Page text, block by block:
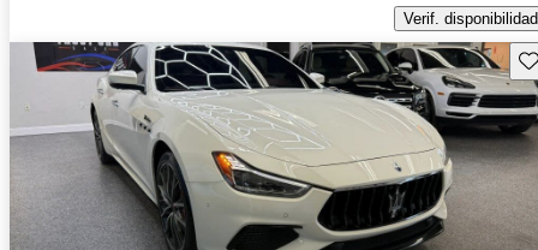
Verif. disponibilidad